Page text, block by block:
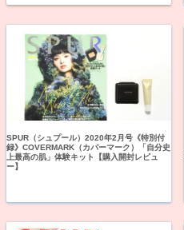
SPUR（シュプール）2020年2月号《特別付
録》COVERMARK（カバーマーク）「自分史
上最高の肌」体験キット【購入開封レビュ
ー】